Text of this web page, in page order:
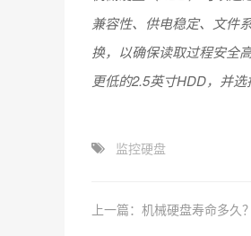
兼容性、供电稳定、文件
换，以确保读取过程安全
更低的2.5英寸HDD，并
监控硬盘